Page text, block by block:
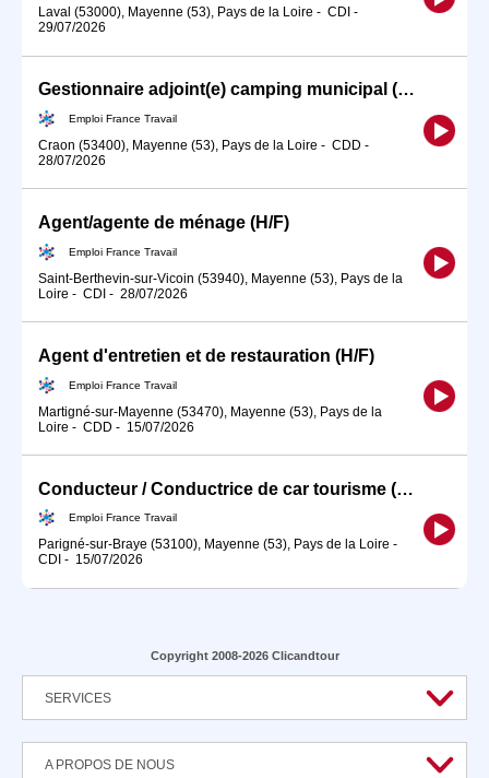
Laval (53000), Mayenne (53), Pays de la Loire - CDI -
29/07/2026
Gestionnaire adjoint(e) camping municipal (H/F)
Emploi France Travail
Craon (53400), Mayenne (53), Pays de la Loire - CDD -
28/07/2026
Agent/agente de ménage (H/F)
Emploi France Travail
Saint-Berthevin-sur-Vicoin (53940), Mayenne (53), Pays de la
Loire - CDI - 28/07/2026
Agent d'entretien et de restauration (H/F)
Emploi France Travail
Martigné-sur-Mayenne (53470), Mayenne (53), Pays de la
Loire - CDD - 15/07/2026
Conducteur / Conductrice de car tourisme (H/F)
Emploi France Travail
Parigné-sur-Braye (53100), Mayenne (53), Pays de la Loire -
CDI - 15/07/2026
Copyright 2008-2026 Clicandtour
SERVICES
A PROPOS DE NOUS